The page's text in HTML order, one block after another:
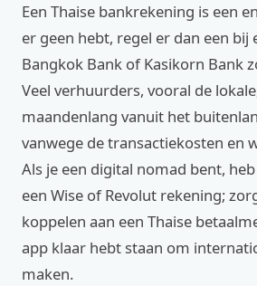
Een Thaise bankrekening is een
er geen hebt, regel er dan een bij
Bangkok Bank of Kasikorn Bank
Veel verhuurders, vooral de
maandenlang vanuit het
vanwege de transactiekosten en
Als je een digital nomad bent,
een Wise of Revolut rekening;
koppelen aan een Thaise
app klaar hebt staan om
maken.